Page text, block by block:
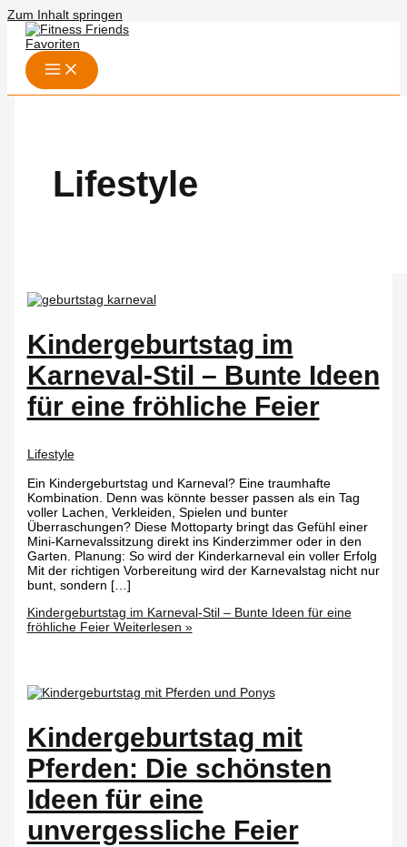
Inhalt
springen
Zum Inhalt springen
Lifestyle
Kindergeburtstag im
Karneval-Stil – Bunte Ideen
für eine fröhliche Feier
Lifestyle
Ein Kindergeburtstag und Karneval? Eine traumhafte
Kombination. Denn was könnte besser passen als ein Tag
voller Lachen, Verkleiden, Spielen und bunter
Überraschungen? Diese Mottoparty bringt das Gefühl einer
Mini-Karnevalssitzung direkt ins Kinderzimmer oder in den
Garten. Planung: So wird der Kinderkarneval ein voller Erfolg
Mit der richtigen Vorbereitung wird der Karnevalstag nicht nur
bunt, sondern […]
Kindergeburtstag im Karneval-Stil – Bunte Ideen für eine
fröhliche FeierWeiterlesen »
Kindergeburtstag mit
Pferden: Die schönsten
Ideen für eine
unvergessliche Feier